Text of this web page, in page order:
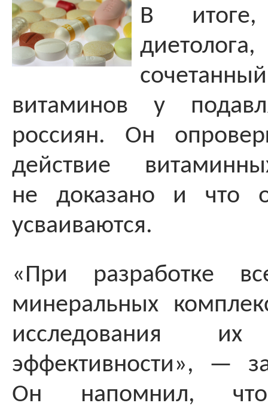
В
витаминов у
россиян. Он
действие
не доказано и что
усваиваются.
«При разработке
минеральных
исследования их
эффективности», —
Он напомнил,